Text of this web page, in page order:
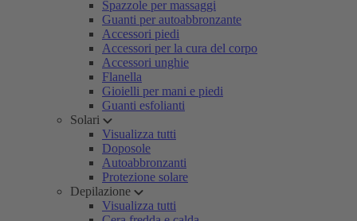
Spazzole per massaggi
Guanti per autoabbronzante
Accessori piedi
Accessori per la cura del corpo
Accessori unghie
Flanella
Gioielli per mani e piedi
Guanti esfolianti
Solari
Visualizza tutti
Doposole
Autoabbronzanti
Protezione solare
Depilazione
Visualizza tutti